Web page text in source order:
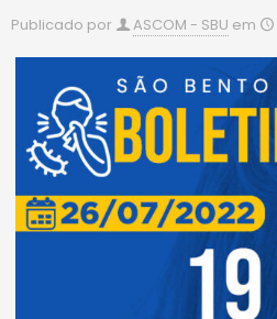
Publicado por ASCOM - SBU em